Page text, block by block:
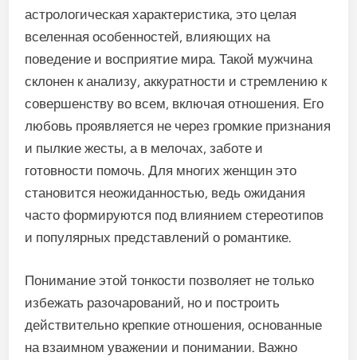
астрологическая характеристика, это целая
вселенная особенностей, влияющих на
поведение и восприятие мира. Такой мужчина
склонен к анализу, аккуратности и стремлению к
совершенству во всем, включая отношения. Его
любовь проявляется не через громкие признания
и пылкие жесты, а в мелочах, заботе и
готовности помочь. Для многих женщин это
становится неожиданностью, ведь ожидания
часто формируются под влиянием стереотипов
и популярных представлений о романтике.
Понимание этой тонкости позволяет не только
избежать разочарований, но и построить
действительно крепкие отношения, основанные
на взаимном уважении и понимании. Важно